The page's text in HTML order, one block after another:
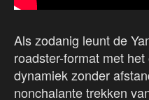
Als zodanig leunt de
roadster-format met
dynamiek zonder
nonchalante trekken